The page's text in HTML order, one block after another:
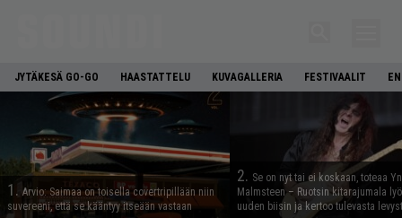
JYTÄKESÄ GO-GO HAASTATTELU KUVAGALLERIA FESTIVAALIT
1. Arvio: Saimaa on toisella covertripillään niin
suvereeni, että se kääntyy itseään vastaan
2. Se on nyt tai ei koskaan, toteaa
Malmsteen – Ruotsin kitarajumala
uuden biisin ja kertoo tulevasta